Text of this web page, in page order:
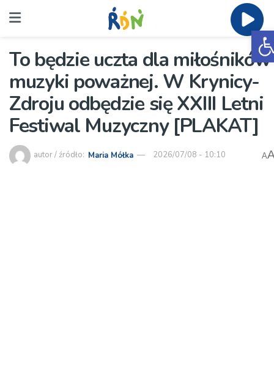
To będzie uczta dla miłośników
muzyki poważnej. W Krynicy-
Zdroju odbędzie się XXIII Letni
Festiwal Muzyczny [PLAKAT]
autor / źródło: Maria Mółka 2026/07/08 - 10:10 A